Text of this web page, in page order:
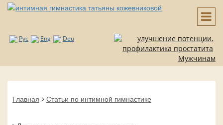
Рус Eng Deu
Мужчинам
Главная Статьи по интимной гимнастике